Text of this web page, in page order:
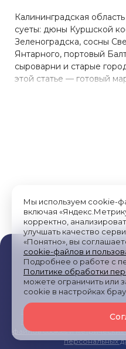
Мы используем cookie-
включая
корректно,
улучшать качество
«Понятно», вы
cookie-файлов и
Подробнее о работе с
Политике обработки
можете ограничить или
cookie в настройках
Калининградская
суеты: дюны Куршской
Зеленоградска, сосны
Янтарного, портовый
сыроварни и старые
этой статье — готовый
Публичная оферта/
Политика обработки
получение рекламных
файлов cookies и метрических
персональных